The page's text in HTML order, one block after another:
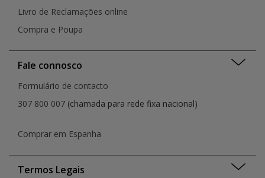
Livro de Reclamações online
Compra e Poupa
Fale connosco
Formulário de contacto
307 800 007 (chamada para rede fixa nacional)
Comprar em Espanha
Termos Legais